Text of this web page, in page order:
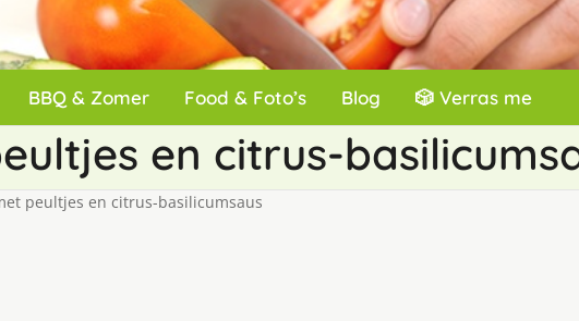
BBQ & Zomer Food & Foto’s Blog 🎲 Verras me
en citrus-
peultjes en citrus-basilicumsaus